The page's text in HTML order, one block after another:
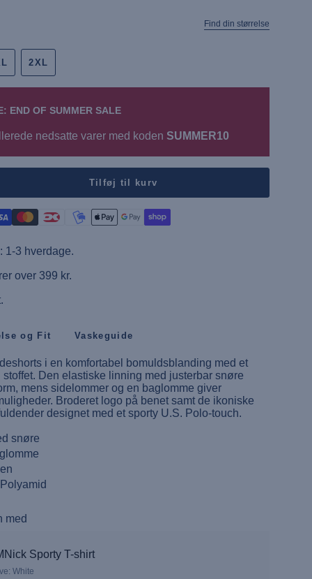
Find din størrelse
2XL
END OF SUMMER SALE
nedsatte varer med koden SUMMER10
Tilføj til kurv
1-3 hverdage.
over 399 kr.
og Fit Vaskeguide
i en komfortabel bomuldsblanding med et
Den elastiske linning med justerbar snøre
mens sidelommer og en baglomme giver
Broderet logo på benet samt de ikoniske
designet med et sporty U.S. Polo-touch.
snøre
med
Sporty T-shirt
White